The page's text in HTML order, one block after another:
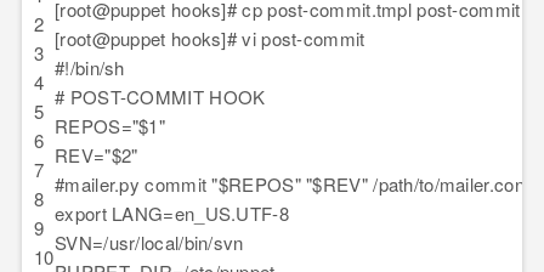
2
3
4
5
6
7
8
9
10
[root@puppet hooks]# cp post-commit.tmpl post-commit
[root@puppet hooks]# vi post-commit
#!/bin/sh
# POST-COMMIT HOOK
REPOS="$1"
REV="$2"
#mailer.py commit "$REPOS" "$REV" /path/to/mailer.conf
export LANG=en_US.UTF-8
SVN=/usr/local/bin/svn